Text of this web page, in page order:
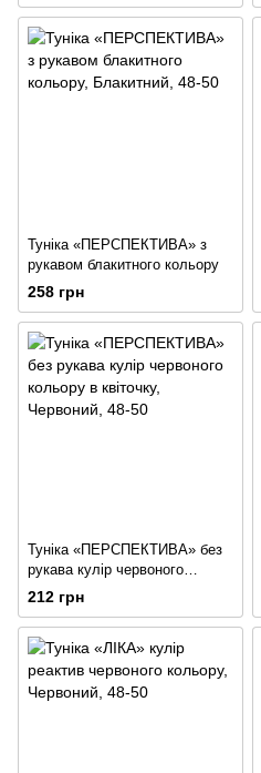
Туніка «ПЕРСПЕКТИВА» з
рукавом блакитного кольору
258 грн
Туніка «ПЕРСПЕКТИВА» без
рукава кулір червоного
кольору в квіточку
212 грн